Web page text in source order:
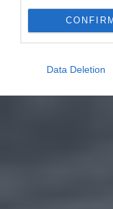
CONFIRM
Data Deletion